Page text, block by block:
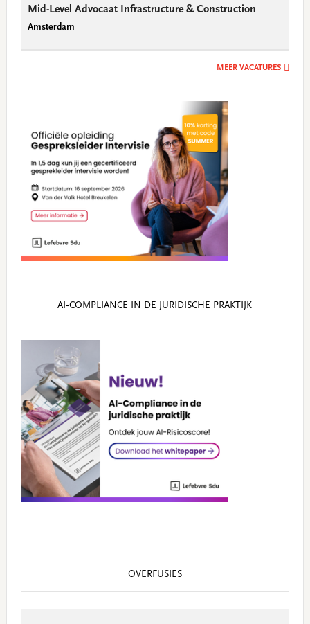
Mid-Level Advocaat Infrastructure & Construction
Amsterdam
MEER VACATURES
AI‑COMPLIANCE IN DE JURIDISCHE PRAKTIJK
OVERFUSIES